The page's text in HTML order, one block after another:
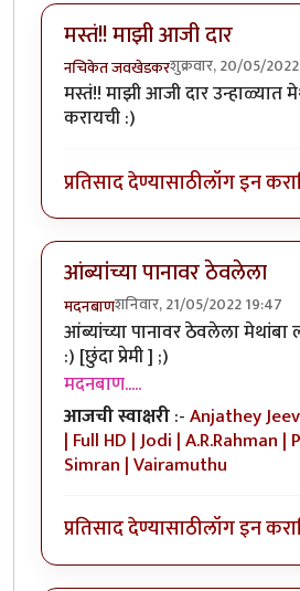
मस्तं!! माझी आजी दार
नचिकेत जवखेडकरशुक्रवार, 20/05/
मस्तं!! माझी आजी दार उन्हाळ्यात
करायची :)
प्रतिसाद देण्यासाठीलॉग इन करा
आंब्यांच्या पानावर ठेवलेला
मदनबाणशनिवार, 21/05/2022 19:47
आंब्यांच्या पानावर ठेवलेला मेथांबा
:) [छुंदा प्रेमी ] ;)
मदनबाण.....
आजची स्वाक्षरी:-Anjathey
| Full HD | Jodi | A.R.Rahman |
Simran | Vairamuthu
प्रतिसाद देण्यासाठीलॉग इन करा